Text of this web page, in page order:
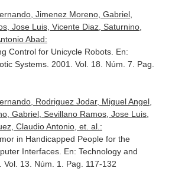
Jimenez Moreno, Gabriel,
Jose Luis, Vicente Diaz, Saturnino,
Abad:
Control for Unicycle Robots. En:
Systems. 2001. Vol. 18. Núm. 7. Pag.
Rodriguez Jodar, Miguel Angel,
Gabriel, Sevillano Ramos, Jose Luis,
Claudio Antonio, et. al.:
in Handicapped People for the
Interfaces. En: Technology and
Vol. 13. Núm. 1. Pag. 117-132